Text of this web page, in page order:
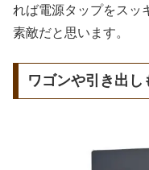
れば電源タップをスッ
素敵だと思います。
ワゴンや引き出し